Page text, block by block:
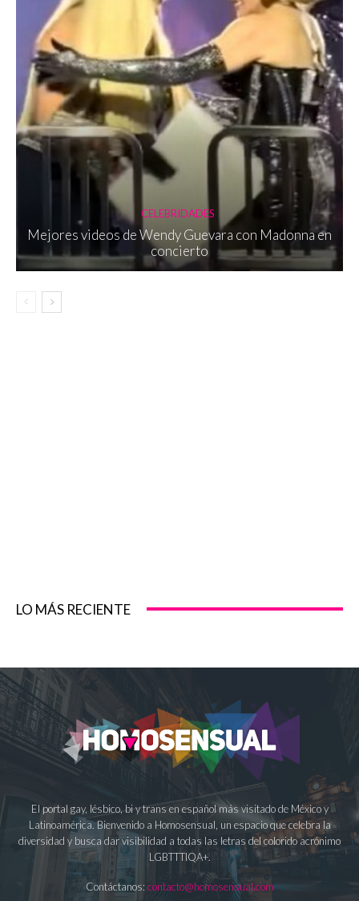
CELEBRIDADES
Mejores videos de Wendy Guevara con Madonna en
concierto
LO MÁS RECIENTE
El portal gay, lésbico, bi y trans en español más visitado de México y
Latinoamérica. Bienvenido a Homosensual, un espacio que celebra la
diversidad y busca dar visibilidad a todas las letras del colorido acrónimo
LGBTTTIQA+.
Contáctanos: contacto@homosensual.com